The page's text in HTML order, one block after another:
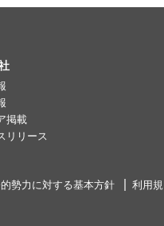
掲載
リリース
勢力に対する基本方針
利用規